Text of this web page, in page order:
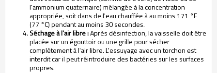
l'ammonium quaternaire) mélangée à la concentration
appropriée, soit dans de l'eau chauffée à au moins 171 °F
(77 °C) pendant au moins 30 secondes.
Séchage à l'air libre :Après désinfection, la vaisselle doit être
placée sur un égouttoir ou une grille pour sécher
complètement à l'air libre. L'essuyage avec un torchon est
interdit car il peut réintroduire des bactéries sur les surfaces
propres.